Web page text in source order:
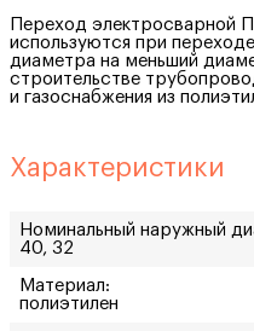
Переход электросварной
используются при
диаметра на меньший
строительстве
и газоснабжения из
Характеристики
Номинальный наружный
40, 32
Материал:
полиэтилен